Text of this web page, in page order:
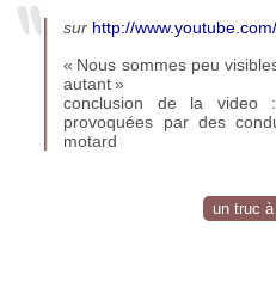
sur http://
« Nous sommes peu
autant »
conclusion de la
provoquées par des
motard
un truc